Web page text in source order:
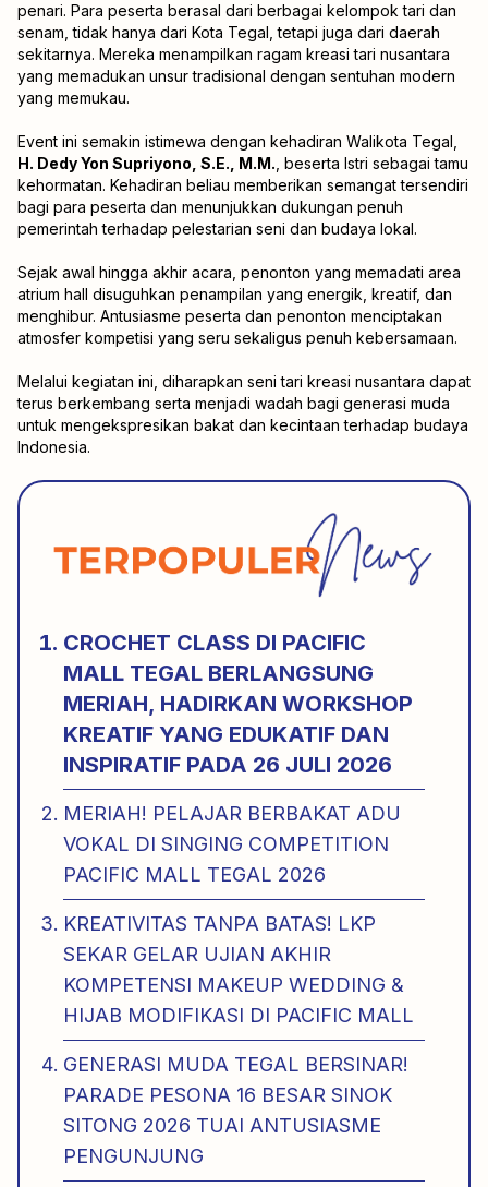
penari. Para peserta berasal dari berbagai kelompok tari dan
senam, tidak hanya dari Kota Tegal, tetapi juga dari daerah
sekitarnya. Mereka menampilkan ragam kreasi tari nusantara
yang memadukan unsur tradisional dengan sentuhan modern
yang memukau.
Event ini semakin istimewa dengan kehadiran Walikota Tegal,
H. Dedy Yon Supriyono, S.E., M.M. , beserta Istri sebagai tamu
kehormatan. Kehadiran beliau memberikan semangat tersendiri
bagi para peserta dan menunjukkan dukungan penuh
pemerintah terhadap pelestarian seni dan budaya lokal.
Sejak awal hingga akhir acara, penonton yang memadati area
atrium hall disuguhkan penampilan yang energik, kreatif, dan
menghibur. Antusiasme peserta dan penonton menciptakan
atmosfer kompetisi yang seru sekaligus penuh kebersamaan.
Melalui kegiatan ini, diharapkan seni tari kreasi nusantara dapat
terus berkembang serta menjadi wadah bagi generasi muda
untuk mengekspresikan bakat dan kecintaan terhadap budaya
Indonesia.
CROCHET CLASS DI PACIFIC
MALL TEGAL BERLANGSUNG
MERIAH, HADIRKAN WORKSHOP
KREATIF YANG EDUKATIF DAN
INSPIRATIF PADA 26 JULI 2026
MERIAH! PELAJAR BERBAKAT ADU
VOKAL DI SINGING COMPETITION
PACIFIC MALL TEGAL 2026
KREATIVITAS TANPA BATAS! LKP
SEKAR GELAR UJIAN AKHIR
KOMPETENSI MAKEUP WEDDING &
HIJAB MODIFIKASI DI PACIFIC MALL
GENERASI MUDA TEGAL BERSINAR!
PARADE PESONA 16 BESAR SINOK
SITONG 2026 TUAI ANTUSIASME
PENGUNJUNG